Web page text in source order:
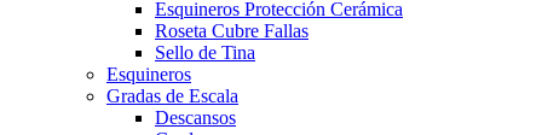
Esquineros Protección Cerámica
Roseta Cubre Fallas
Sello de Tina
Esquineros
Gradas de Escala
Descansos